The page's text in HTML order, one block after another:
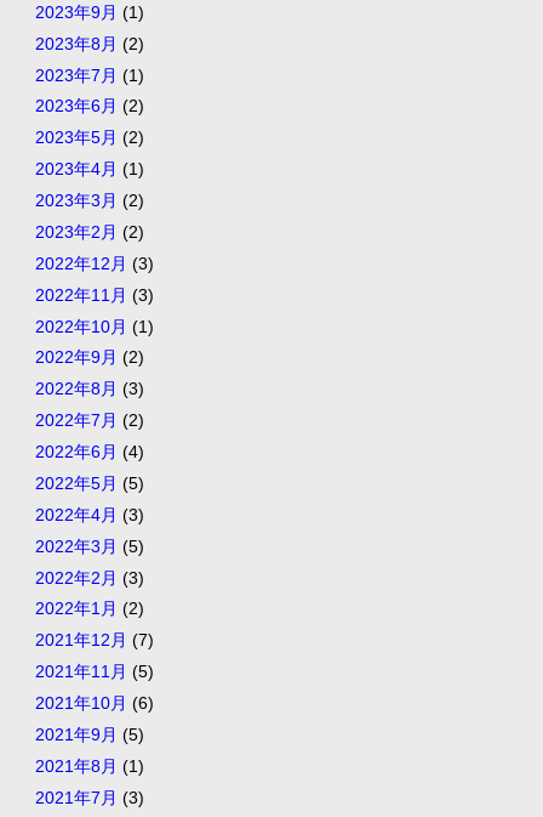
2023年9月 (1)
2023年8月 (2)
2023年7月 (1)
2023年6月 (2)
2023年5月 (2)
2023年4月 (1)
2023年3月 (2)
2023年2月 (2)
2022年12月 (3)
2022年11月 (3)
2022年10月 (1)
2022年9月 (2)
2022年8月 (3)
2022年7月 (2)
2022年6月 (4)
2022年5月 (5)
2022年4月 (3)
2022年3月 (5)
2022年2月 (3)
2022年1月 (2)
2021年12月 (7)
2021年11月 (5)
2021年10月 (6)
2021年9月 (5)
2021年8月 (1)
2021年7月 (3)